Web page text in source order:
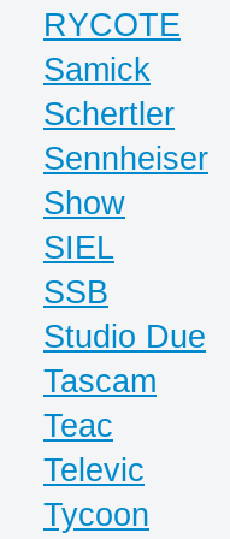
RYCOTE
Samick
Schertler
Sennheiser
Show
SIEL
SSB
Studio Due
Tascam
Teac
Televic
Tycoon